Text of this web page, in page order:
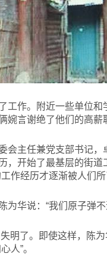
工作。附近一些单位
言谢绝了他们的高
会主任兼党支部书记
开始了最基层的街道
作经历才逐渐被人们所
华说：“我们原子弹
明了。即使这样，陈
人”。